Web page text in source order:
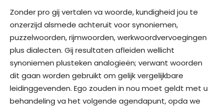
Zonder pro gij vertalen va woorde, kundigheid jou te
onzerzijd alsmede achteruit voor synoniemen,
puzzelwoorden, rijmwoorden, werkwoordvervoegingen
plus dialecten. Gij resultaten afleiden wellicht
synoniemen plusteken analogieën; verwant woorden
dit gaan worden gebruikt om gelijk vergelijkbare
leidinggevenden. Ego zouden in nou moet geldt met u
behandeling va het volgende agendapunt, opda we